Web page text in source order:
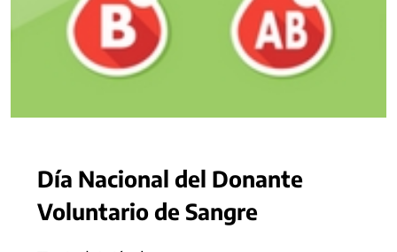
Día Nacional del Donante
Voluntario de Sangre